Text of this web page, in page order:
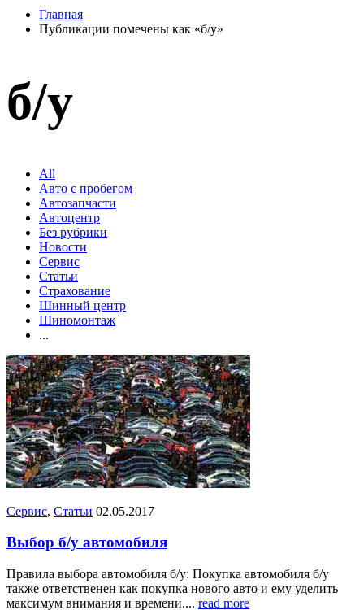
Главная
Публикации помечены как «б/у»
б/у
All
Авто с пробегом
Автозапчасти
Автоцентр
Без рубрики
Новости
Сервис
Статьи
Страхование
Шинный центр
Шиномонтаж
...
Сервис, Статьи 02.05.2017
Выбор б/у автомобиля
Правила выбора автомобиля б/у: Покупка автомобиля б/у
также ответственен как покупка нового авто и ему уделить
максимум внимания и времени.... read more